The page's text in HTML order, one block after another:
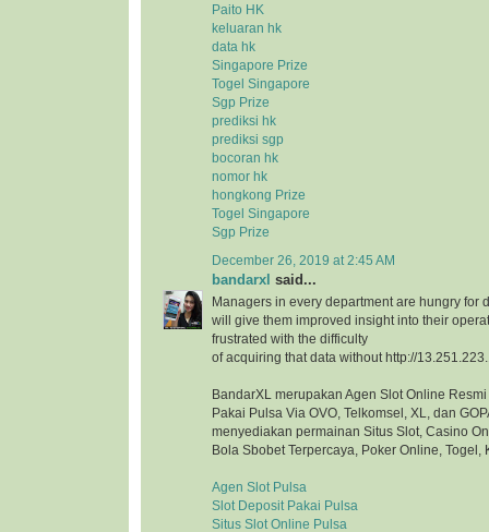
Paito HK
keluaran hk
data hk
Singapore Prize
Togel Singapore
Sgp Prize
prediksi hk
prediksi sgp
bocoran hk
nomor hk
hongkong Prize
Togel Singapore
Sgp Prize
December 26, 2019 at 2:45 AM
bandarxl said...
Managers in every department are hungry for
will give them improved insight into their
frustrated with the difficulty
of acquiring that data without http://
BandarXL merupakan Agen Slot Online
Pakai Pulsa Via OVO, Telkomsel, XL, dan
menyediakan permainan Situs Slot, Casino
Bola Sbobet Terpercaya, Poker Online, Togel,
Agen Slot Pulsa
Slot Deposit Pakai Pulsa
Situs Slot Online Pulsa